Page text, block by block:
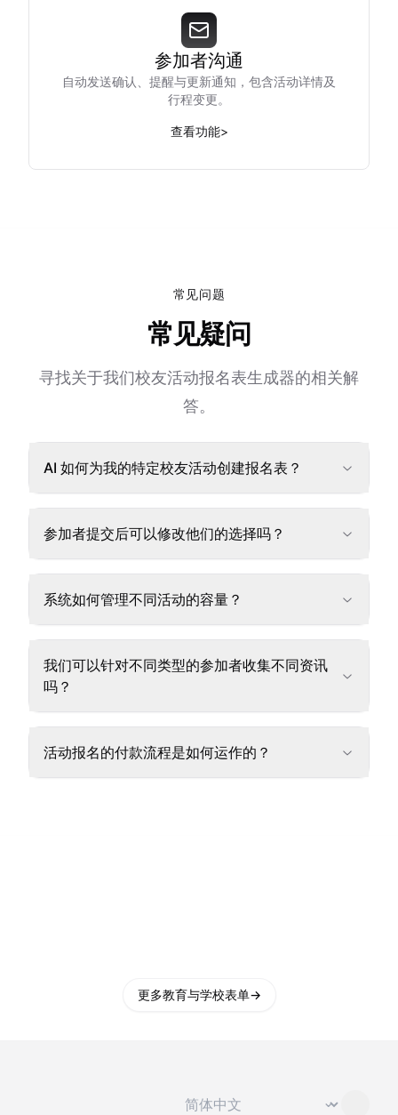
参加者沟通
自动发送确认、提醒与更新通知，包含活动详情及
行程变更。
查看功能>
常见问题
常见疑问
寻找关于我们校友活动报名表生成器的相关解
答。
AI 如何为我的特定校友活动创建报名表？
参加者提交后可以修改他们的选择吗？
系统如何管理不同活动的容量？
我们可以针对不同类型的参加者收集不同资讯
吗？
活动报名的付款流程是如何运作的？
更多教育与学校表单→
切换语言 ⌄